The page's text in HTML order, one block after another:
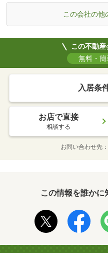
この会社の他
この不動
無料・簡
入居条
お店で直接
相談する
お問い合わせ先
この情報を誰かに